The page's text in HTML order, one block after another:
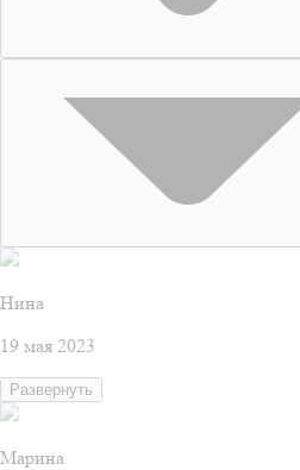
Нина
19 мая 2023
Развернуть
Марина